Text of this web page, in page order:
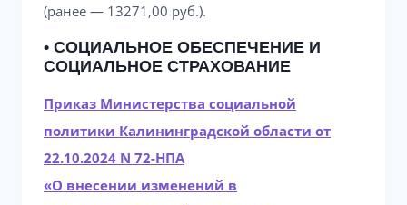
(ранее — 13271,00 руб.).
• СОЦИАЛЬНОЕ ОБЕСПЕЧЕНИЕ И
СОЦИАЛЬНОЕ СТРАХОВАНИЕ
Приказ Министерства социальной
политики Калининградской области от
22.10.2024 N 72-НПА
«О внесении изменений в